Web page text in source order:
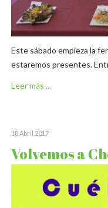
Este sábado empieza la
estaremos presentes.
Leer más ...
18 Abril 2017
Volvemos a